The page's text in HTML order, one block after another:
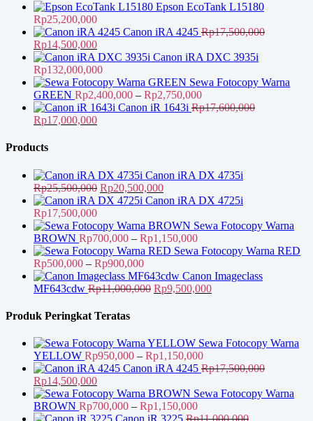
Epson EcoTank L15180
Rp25,200,000
Canon iRA 4245 Rp17,500,000
Harga
aslinya
adalah:
Rp17,500,000.
Rp14,500,000Harga
saat
ini
adalah:
Rp14,500,000.
Canon iRA DXC 3935i
Rp132,000,000
Sewa Fotocopy Warna
GREEN Rp2,400,000 – Rp2,750,000Rentang
harga:
Canon iR 1643i Rp17,600,000
Harga
adalah:
Rp17,000,000Harga
Rp17,000,000.
Products
Canon iRA DX 4735i
Rp25,500,000 Harga
aslinya
Rp25,500,000.
Rp20,500,000Harga
saat
adalah:
Rp20,500,000.
Canon iRA DX 4725i
Rp17,500,000
Sewa Fotocopy Warna
BROWN Rp700,000 – Rp1,150,000Rentang
harga:
hingga
Rp1,150,000
Sewa Fotocopy Warna RED
Rp500,000 – Rp900,000Rentang
harga:
Rp500,000
Canon Imageclass
MF643cdw Rp11,000,000 Harga
Rp9,500,000Harga
Rp9,500,000.
Produk Peringkat Teratas
Sewa Fotocopy Warna
YELLOW Rp950,000 – Rp1,150,000Rentang
harga:
hingga
Canon iRA 4245 Rp17,500,000
Harga
aslinya
adalah:
Rp17,500,000.
Rp14,500,000Harga
saat
ini
adalah:
Sewa Fotocopy Warna
BROWN Rp700,000 – Rp1,150,000Rentang
harga:
Canon iR 3225 Rp11,000,000